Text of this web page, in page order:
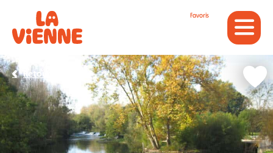
Favoris
Retour